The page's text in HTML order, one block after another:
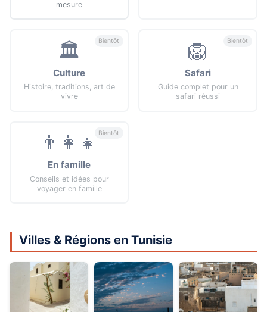
mesure
🏛️
Culture
Histoire, traditions, art de
vivre
Bientôt 🦁
Safari
Guide complet pour un
safari réussi
Bientôt
👨‍👩‍👧
En famille
Conseils et idées pour
voyager en famille
Bientôt
Villes & Régions en Tunisie